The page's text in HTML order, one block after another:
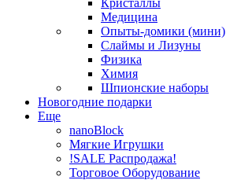
Кристаллы
Медицина
Опыты-домики (мини)
Слаймы и Лизуны
Физика
Химия
Шпионские наборы
Новогодние подарки
Еще
nanoBlock
Мягкие Игрушки
!SALE Распродажа!
Торговое Оборудование